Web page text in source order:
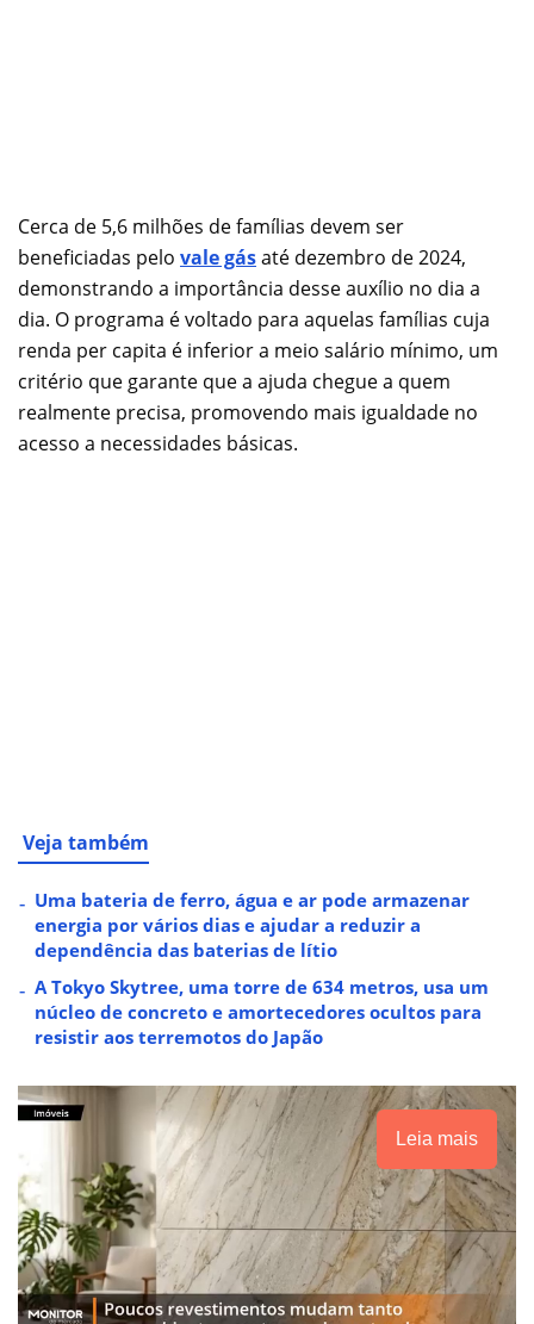
Cerca de 5,6 milhões de famílias devem ser
beneficiadas pelo vale gásaté dezembro de 2024,
demonstrando a importância desse auxílio no dia a
dia. O programa é voltado para aquelas famílias cuja
renda per capita é inferior a meio salário mínimo, um
critério que garante que a ajuda chegue a quem
realmente precisa, promovendo mais igualdade no
acesso a necessidades básicas.
Veja também
Uma bateria de ferro, água e ar pode armazenar
energia por vários dias e ajudar a reduzir a
dependência das baterias de lítio
A Tokyo Skytree, uma torre de 634 metros, usa um
núcleo de concreto e amortecedores ocultos para
resistir aos terremotos do Japão
Leia mais